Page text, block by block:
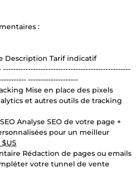
:
Description Tarif indicatif
--------------------
Mise en place des pixels
et autres outils de tracking
Analyse SEO de votre page +
pour un meilleur
Rédaction de pages ou emails
votre tunnel de vente